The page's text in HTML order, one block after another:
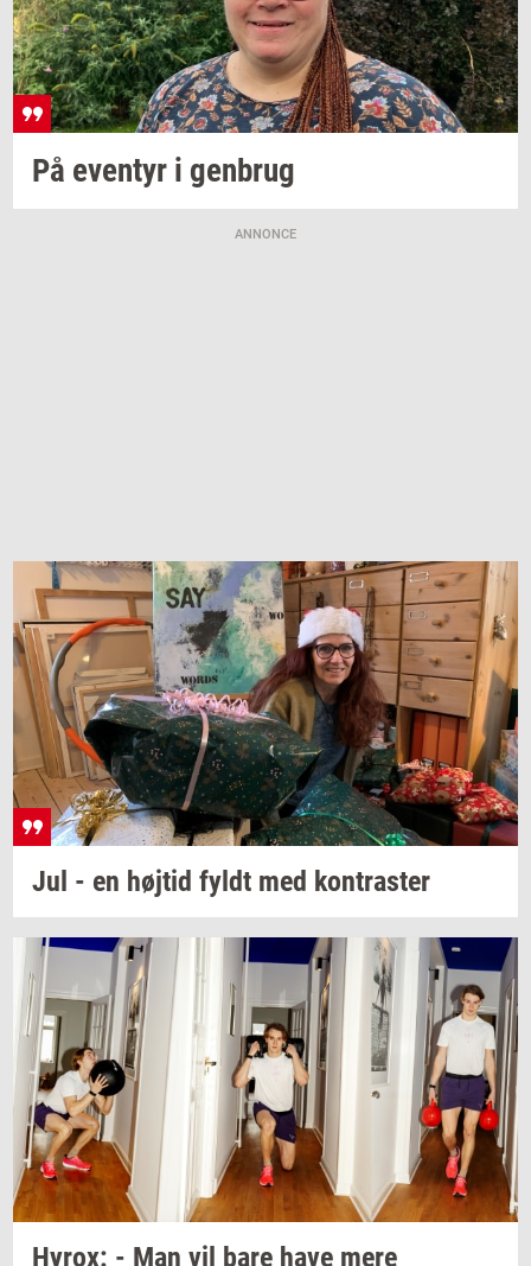
På even­tyr i gen­brug
ANNONCE
Jul - en høj­tid fyldt med kon­tra­ster
Hyrox: - Man vil bare have mere